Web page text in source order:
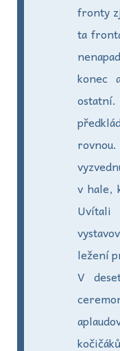
fronty
ta
konec
v hale,
ležení
V